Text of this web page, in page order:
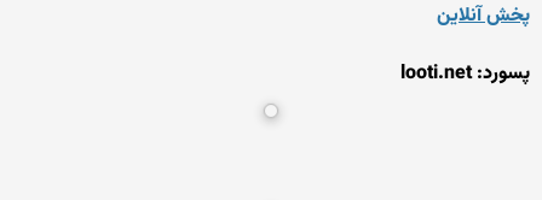
پخش آنلاین
پسورد: looti.net